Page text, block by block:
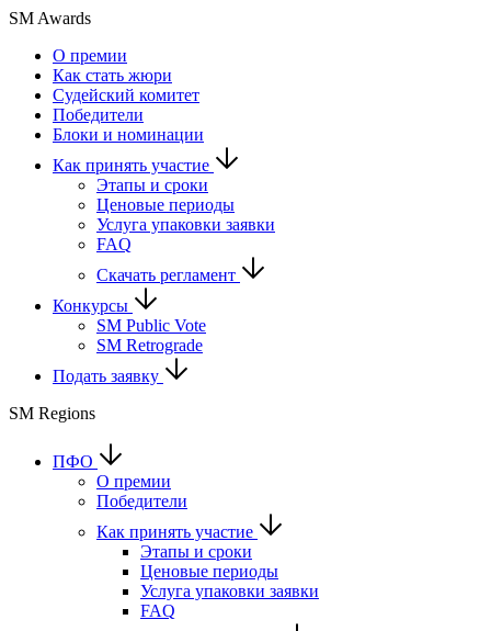
SM Awards
О премии
Как стать жюри
Судейский комитет
Победители
Блоки и номинации
Как принять участие
Этапы и сроки
Ценовые периоды
Услуга упаковки заявки
FAQ
Скачать регламент
Конкурсы
SM Public Vote
SM Retrograde
Подать заявку
SM Regions
ПФО
О премии
Победители
Как принять участие
Этапы и сроки
Ценовые периоды
Услуга упаковки заявки
FAQ